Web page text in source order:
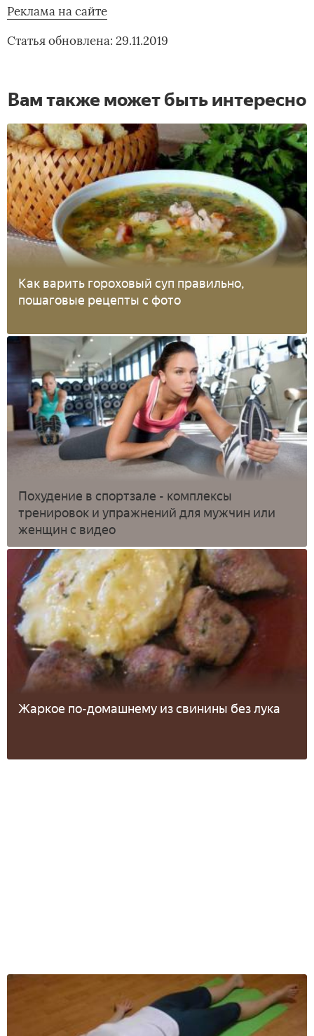
Реклама на сайте
Статья обновлена: 29.11.2019
Вам также может быть интересно
Как варить гороховый суп правильно,
пошаговые рецепты с фото
Похудение в спортзале - комплексы
тренировок и упражнений для мужчин или
женщин с видео
Жаркое по-домашнему из свинины без лука